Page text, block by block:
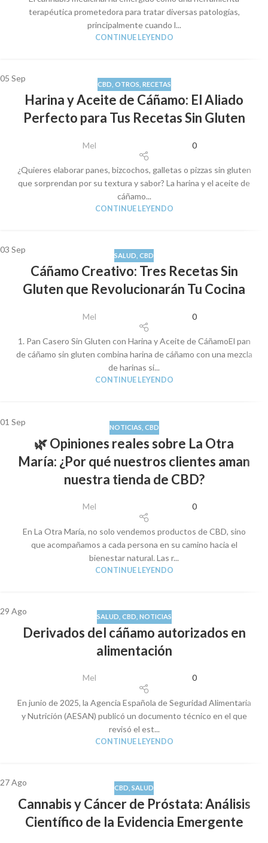
terapéutica prometedora para tratar diversas patologías,
principalmente cuando l...
CONTINUE LEYENDO
05 Sep
CBD OTROS RECETAS
Harina y Aceite de Cáñamo: El Aliado
Perfecto para Tus Recetas Sin Gluten
Mel 0
¿Quieres elaborar panes, bizcochos, galletas o pizzas sin gluten
que sorprendan por su textura y sabor? La harina y el aceite de
cáñamo...
CONTINUE LEYENDO
03 Sep
SALUD CBD
Cáñamo Creativo: Tres Recetas Sin
Gluten que Revolucionarán Tu Cocina
Mel 0
1. Pan Casero Sin Gluten con Harina y Aceite de CáñamoEl pan
de cáñamo sin gluten combina harina de cáñamo con una mezcla
de harinas si...
CONTINUE LEYENDO
01 Sep
NOTICIAS CBD
🌿 Opiniones reales sobre La Otra
María: ¿Por qué nuestros clientes aman
nuestra tienda de CBD?
Mel 0
En La Otra María, no solo vendemos productos de CBD, sino
que acompañamos a cada persona en su camino hacia el
bienestar natural. Las r...
CONTINUE LEYENDO
29 Ago
SALUD CBD NOTICIAS
Derivados del cáñamo autorizados en
alimentación
Mel 0
En junio de 2025, la Agencia Española de Seguridad Alimentaria
y Nutrición (AESAN) publicó un documento técnico en el que
revisó el est...
CONTINUE LEYENDO
27Ago
CBD SALUD
Cannabis y Cáncer de Próstata: Análisis
Científico de la Evidencia Emergente